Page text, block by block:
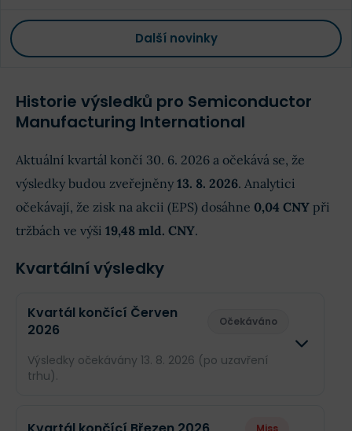
Další novinky
Historie výsledků pro Semiconductor
Manufacturing International
Aktuální kvartál končí 30. 6. 2026 a očekává se, že
výsledky budou zveřejněny 13. 8. 2026. Analytici
očekávají, že zisk na akcii (EPS) dosáhne 0,04 CNY při
tržbách ve výši 19,48 mld. CNY.
Kvartální výsledky
Kvartál končící Červen
2026
Očekáváno
Výsledky očekávány 13. 8. 2026 (po uzavření
trhu).
Miss